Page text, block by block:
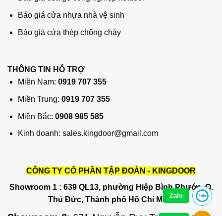
Báo giá cửa nhựa nhà vệ sinh
Báo giá cửa thép chống cháy
THÔNG TIN HỖ TRỢ
Miền Nam: 0919 707 355
Miền Trung: 0919 707 355
Miền Bắc: 0908 985 585
Kinh doanh: sales.kingdoor@gmail.com
CÔNG TY CỔ PHẦN TẬP ĐOÀN - KINGDOOR
Showroom 1: 639 QL13, phường Hiệp Bình Phước, Q.
Thủ Đức, Thành phố Hồ Chí MinhZalo